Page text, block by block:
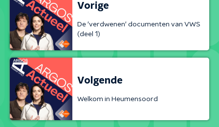
Vorige
De 'verdwenen' documenten van VWS
(deel 1)
Volgende
Welkom in Heumensoord